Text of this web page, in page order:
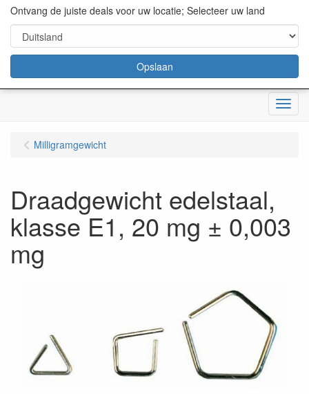
content="18/11/2025″/>
Menu
Milligramgewicht
Draadgewicht edelstaal,
klasse E1, 20 mg ± 0,003
mg
Ontvang de juiste deals voor uw locatie; Selecteer uw land
Opslaan